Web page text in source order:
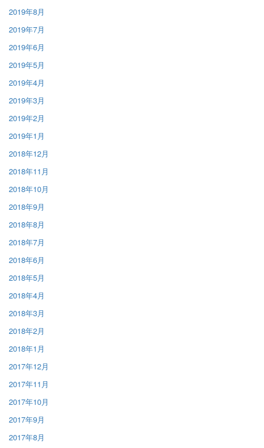
2019年8月
2019年7月
2019年6月
2019年5月
2019年4月
2019年3月
2019年2月
2019年1月
2018年12月
2018年11月
2018年10月
2018年9月
2018年8月
2018年7月
2018年6月
2018年5月
2018年4月
2018年3月
2018年2月
2018年1月
2017年12月
2017年11月
2017年10月
2017年9月
2017年8月